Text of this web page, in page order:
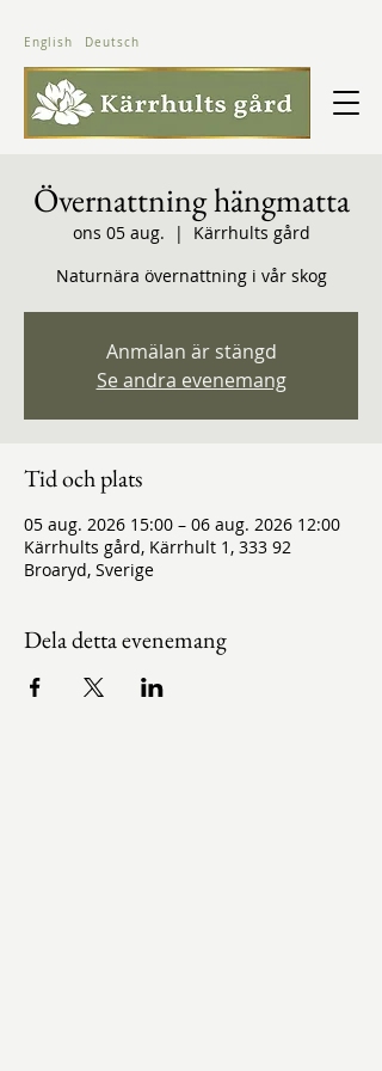
English Deutsch
Övernattning hängmatta
ons 05 aug.
  |
Kärrhults gård
Naturnära övernattning i vår skog
Anmälan är stängd
Se andra evenemang
Tid och plats
05 aug. 2026 15:00 – 06 aug. 2026 12:00
Kärrhults gård, Kärrhult 1, 333 92
Broaryd, Sverige
Dela detta evenemang